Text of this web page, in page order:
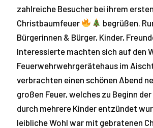
zahlreiche Besucher bei ihrem ersten
Christbaumfeuer
begrüßen.
Bürgerinnen & Bürger, Kinder,
Interessierte machten sich auf den
Feuerwehrwehrgerätehaus im
verbrachten einen schönen Abend
großen Feuer, welches zu Beginn
durch mehrere Kinder entzündet
leibliche Wohl war mit gebratenen